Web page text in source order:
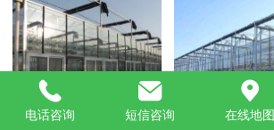
V-96BL型温室2
电话咨询 短信咨询 在线地图